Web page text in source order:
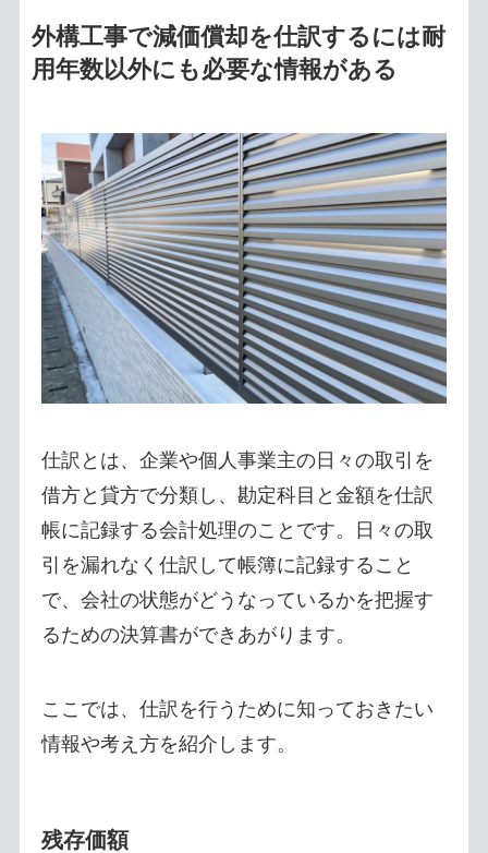
外構工事で減価償却を仕訳するには耐
用年数以外にも必要な情報がある
仕訳とは、企業や個人事業主の日々の取引を
借方と貸方で分類し、勘定科目と金額を仕訳
帳に記録する会計処理のことです。日々の取
引を漏れなく仕訳して帳簿に記録すること
で、会社の状態がどうなっているかを把握す
るための決算書ができあがります。
ここでは、仕訳を行うために知っておきたい
情報や考え方を紹介します。
残存価額